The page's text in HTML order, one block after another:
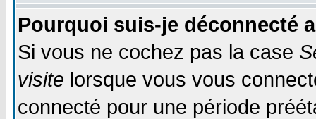
Pourquoi suis-je déconnecté
Si vous ne cochez pas la case
visite lorsque vous vous
connecté pour une période